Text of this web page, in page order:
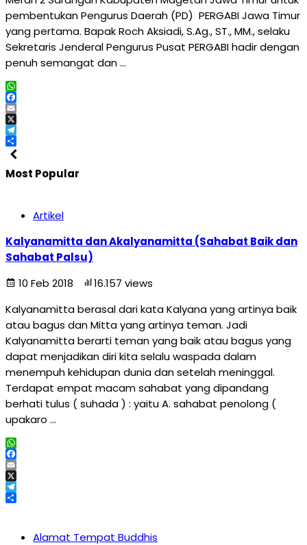
pembentukan Pengurus Daerah (PD) PERGABI Jawa Timur
yang pertama. Bapak Roch Aksiadi, S.Ag., ST., MM., selaku
Sekretaris Jenderal Pengurus Pusat PERGABI hadir dengan
penuh semangat dan …
WhatsApp
Facebook
Email
X
Telegram
Share
Most Popular
Artikel
Kalyanamitta dan Akalyanamitta (Sahabat Baik dan
Sahabat Palsu)
10 Feb 2018
16.157 views
Kalyanamitta berasal dari kata Kalyana yang artinya baik
atau bagus dan Mitta yang artinya teman. Jadi
Kalyanamitta berarti teman yang baik atau bagus yang
dapat menjadikan diri kita selalu waspada dalam
menempuh kehidupan dunia dan setelah meninggal.
Terdapat empat macam sahabat yang dipandang
berhati tulus ( suhada ) : yaitu A. sahabat penolong (
upakaro …
WhatsApp
Facebook
Email
X
Telegram
Alamat Tempat Buddhis